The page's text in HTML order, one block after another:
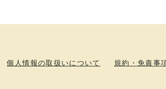
個人情報の取扱いについて 規約・免責事